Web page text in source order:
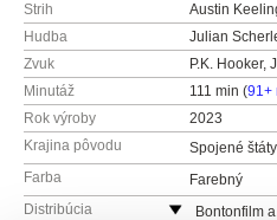
Strih
Austin
Hudba
Julian
Zvuk
P.K. Hooker,
Minutáž
111 min (91+
Rok výroby
2023
Krajina pôvodu
Spojené štáty
Farba
Farebný
Distribúcia
Bontonfilm